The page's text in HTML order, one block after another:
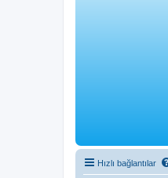
Hızlı bağlantılar